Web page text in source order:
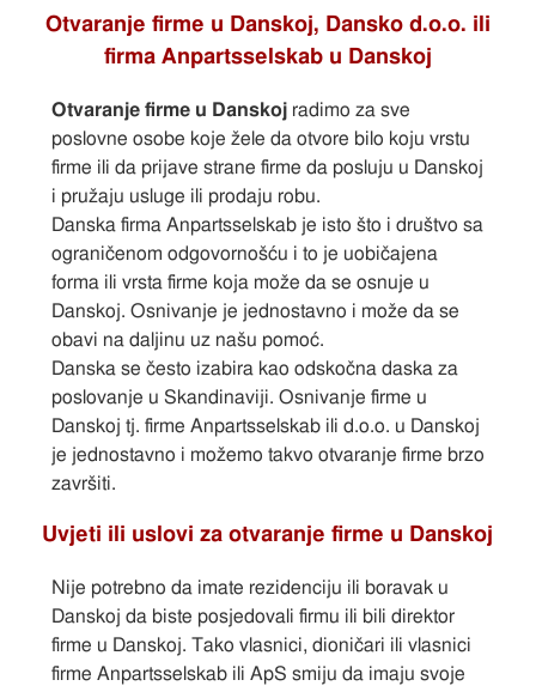
Otvaranje firme u Danskoj, Dansko d.o.o. ili
firma Anpartsselskab u Danskoj
Otvaranje firme u Danskojradimo za sve
poslovne osobe koje žele da otvore bilo koju vrstu
firme ili da prijave strane firme da posluju u Danskoj
i pružaju usluge ili prodaju robu.
Danska firma Anpartsselskab je isto što i društvo sa
ograničenom odgovornošću i to je uobičajena
forma ili vrsta firme koja može da se osnuje u
Danskoj. Osnivanje je jednostavno i može da se
obavi na daljinu uz našu pomoć.
Danska se često izabira kao odskočna daska za
poslovanje u Skandinaviji. Osnivanje firme u
Danskoj tj. firme Anpartsselskab ili d.o.o. u Danskoj
je jednostavno i možemo takvo otvaranje firme brzo
završiti.
Uvjeti ili uslovi za otvaranje firme u Danskoj
Nije potrebno da imate rezidenciju ili boravak u
Danskoj da biste posjedovali firmu ili bili direktor
firme u Danskoj. Tako vlasnici, dioničari ili vlasnici
firme Anpartsselskab ili ApS smiju da imaju svoje